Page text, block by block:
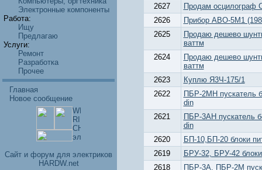
Электронные компоненты
Работа:
Ищу
Предлагаю
Услуги:
Ремонт
Разработка
Прочее
Главная
Новое сообщение
Cайт и форум для электриков
HARDW.net
2627
Продам осцилограф
2626
Прибор АВО-5М1
2625
Продаю дешево
ваттм
2624
Продаю дешево
ваттм
2623
Куплю Я3Ч-175/1
2622
ПБР-2МН пускатель
din
2621
ПБР-3АН пускатель
din
2620
БП-10,БП-20 блоки
2619
БРУ-32, БРУ-42
2618
ПБР-3А, ПБР-2М